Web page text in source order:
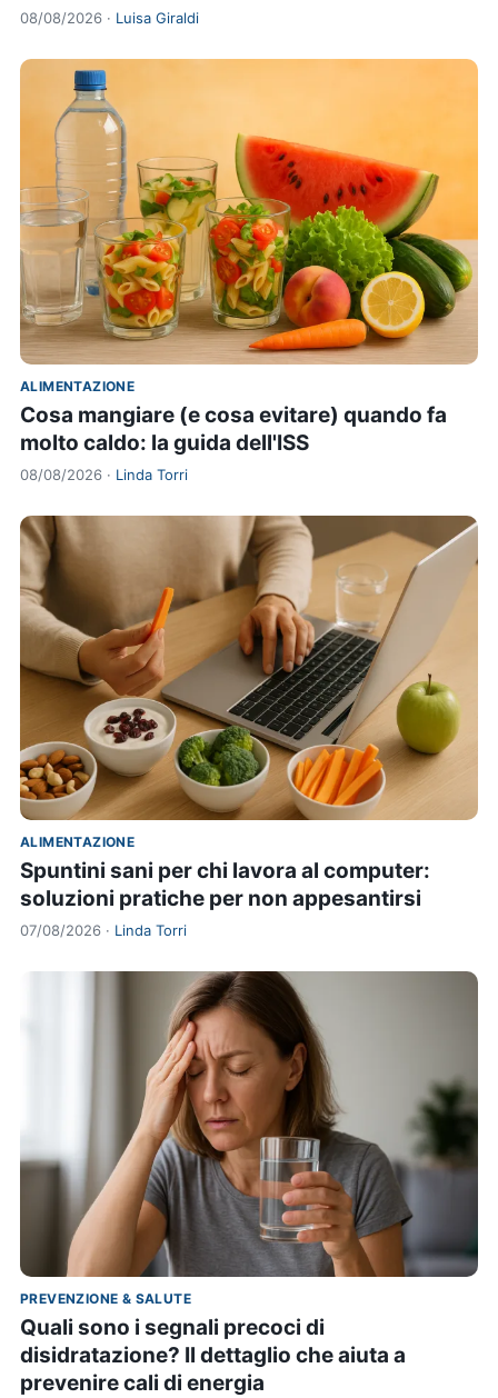
08/08/2026 · Luisa Giraldi
ALIMENTAZIONE
Cosa mangiare (e cosa evitare) quando fa
molto caldo: la guida dell'ISS
08/08/2026 · Linda Torri
ALIMENTAZIONE
Spuntini sani per chi lavora al computer:
soluzioni pratiche per non appesantirsi
07/08/2026 · Linda Torri
PREVENZIONE & SALUTE
Quali sono i segnali precoci di
disidratazione? Il dettaglio che aiuta a
prevenire cali di energia